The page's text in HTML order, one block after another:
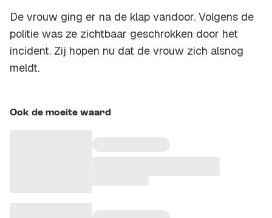
De vrouw ging er na de klap vandoor. Volgens de
politie was ze zichtbaar geschrokken door het
incident. Zij hopen nu dat de vrouw zich alsnog
meldt.
Ook de moeite waard